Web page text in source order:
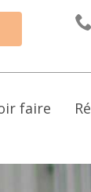

faire